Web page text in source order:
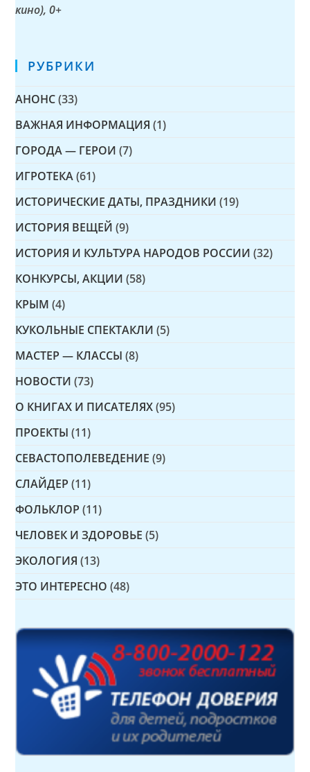
кино), 0+
РУБРИКИ
АНОНС (33)
ВАЖНАЯ ИНФОРМАЦИЯ (1)
ГОРОДА — ГЕРОИ (7)
ИГРОТЕКА (61)
ИСТОРИЧЕСКИЕ ДАТЫ, ПРАЗДНИКИ (19)
ИСТОРИЯ ВЕЩЕЙ (9)
ИСТОРИЯ И КУЛЬТУРА НАРОДОВ РОССИИ (32)
КОНКУРСЫ, АКЦИИ (58)
КРЫМ (4)
КУКОЛЬНЫЕ СПЕКТАКЛИ (5)
МАСТЕР — КЛАССЫ (8)
НОВОСТИ (73)
О КНИГАХ И ПИСАТЕЛЯХ (95)
ПРОЕКТЫ (11)
СЕВАСТОПОЛЕВЕДЕНИЕ (9)
СЛАЙДЕР (11)
ФОЛЬКЛОР (11)
ЧЕЛОВЕК И ЗДОРОВЬЕ (5)
ЭКОЛОГИЯ (13)
ЭТО ИНТЕРЕСНО (48)